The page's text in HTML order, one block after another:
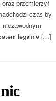
przemierzył
czas by
legalnie […]